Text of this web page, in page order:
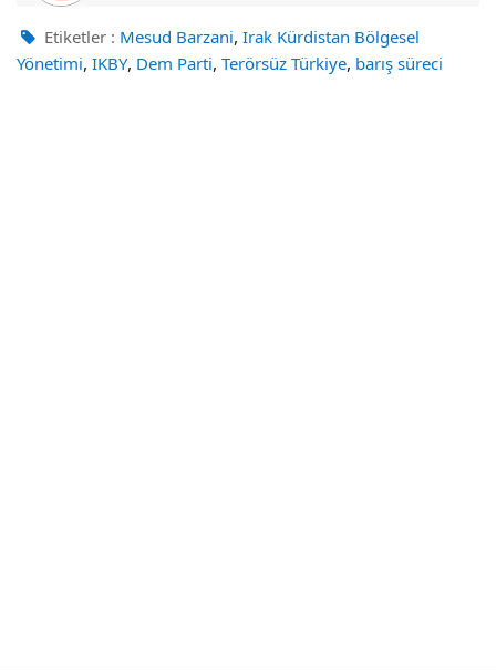
Etiketler : Mesud Barzani, Irak Kürdistan Bölgesel
Yönetimi, IKBY, Dem Parti, Terörsüz Türkiye, barış süreci